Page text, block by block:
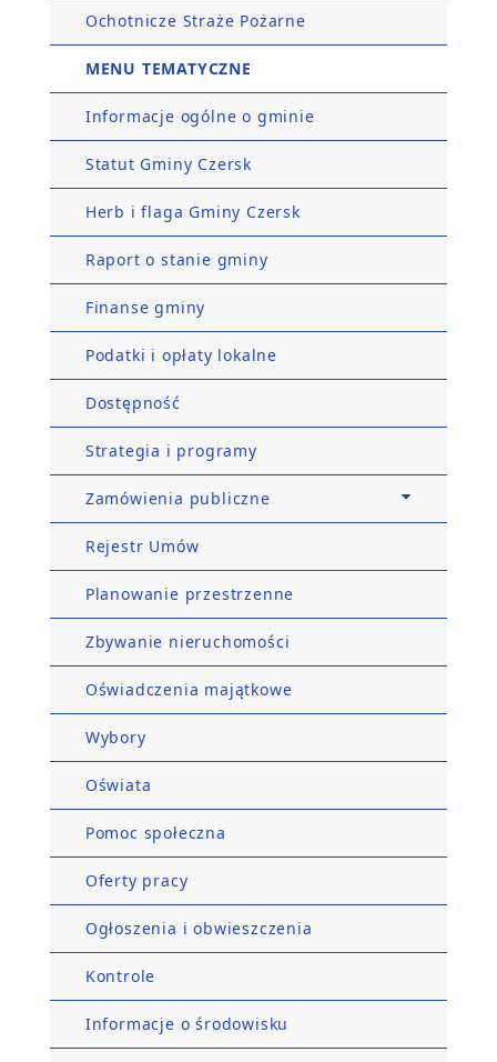
Ochotnicze Straże Pożarne
MENU TEMATYCZNE
Informacje ogólne o gminie
Statut Gminy Czersk
Herb i flaga Gminy Czersk
Raport o stanie gminy
Finanse gminy
Podatki i opłaty lokalne
Dostępność
Strategia i programy
Zamówienia publiczne
Rejestr Umów
Planowanie przestrzenne
Zbywanie nieruchomości
Oświadczenia majątkowe
Wybory
Oświata
Pomoc społeczna
Oferty pracy
Ogłoszenia i obwieszczenia
Kontrole
Informacje o środowisku